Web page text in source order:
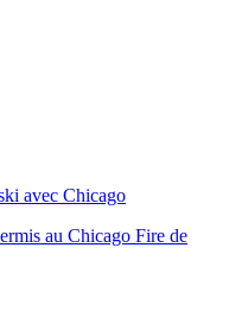
avec Chicago
au Chicago Fire de